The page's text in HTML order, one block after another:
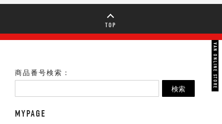
TOP
商品番号検索：
検索
MYPAGE
VAN ONLINE STORE